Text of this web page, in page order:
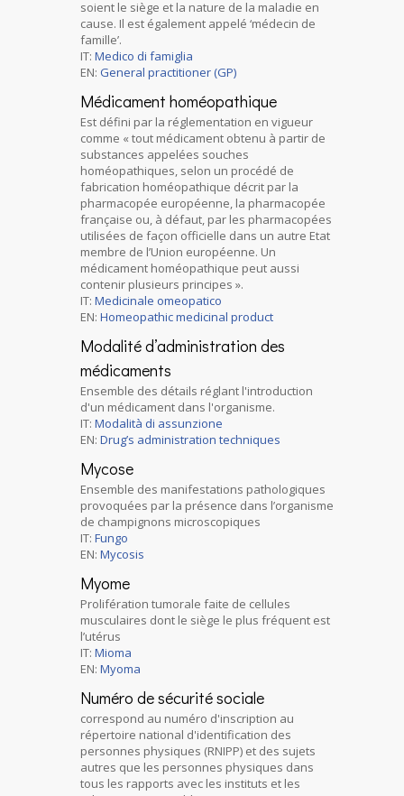
soient le siège et la nature de la maladie en
cause. Il est également appelé ‘médecin de
famille’.
IT: Medico di famiglia
EN: General practitioner (GP)
Médicament homéopathique
Est défini par la réglementation en vigueur
comme « tout médicament obtenu à partir de
substances appelées souches
homéopathiques, selon un procédé de
fabrication homéopathique décrit par la
pharmacopée européenne, la pharmacopée
française ou, à défaut, par les pharmacopées
utilisées de façon officielle dans un autre Etat
membre de l’Union européenne. Un
médicament homéopathique peut aussi
contenir plusieurs principes ».
IT: Medicinale omeopatico
EN: Homeopathic medicinal product
Modalité d’administration des
médicaments
Ensemble des détails réglant l'introduction
d'un médicament dans l'organisme.
IT: Modalità di assunzione
EN: Drug’s administration techniques
Mycose
Ensemble des manifestations pathologiques
provoquées par la présence dans l’organisme
de champignons microscopiques
IT: Fungo
EN: Mycosis
Myome
Prolifération tumorale faite de cellules
musculaires dont le siège le plus fréquent est
l’utérus
IT: Mioma
EN: Myoma
Numéro de sécurité sociale
correspond au numéro d'inscription au
répertoire national d'identification des
personnes physiques (RNIPP) et des sujets
autres que les personnes physiques dans
tous les rapports avec les instituts et les